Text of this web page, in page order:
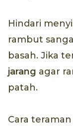
Hindari
rambut
basah. Jika
jarang agar
patah.
Cara